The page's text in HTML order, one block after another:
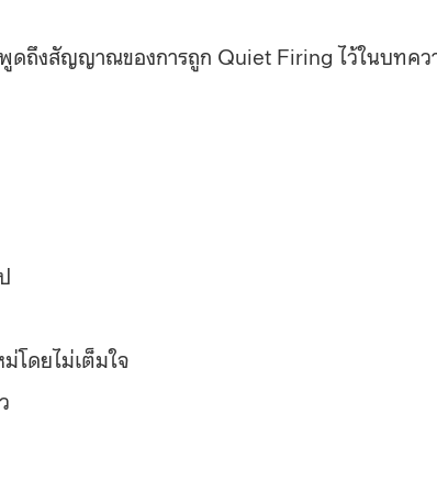
ดถึงสัญญาณของการถูก Quiet Firing ไว้ในบทคว
โดยไม่เต็มใจ